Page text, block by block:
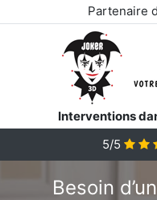
Partenaire
Interventions
5/5
Besoin